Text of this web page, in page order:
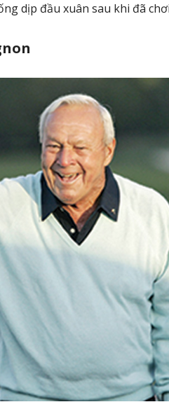
dịp đầu xuân sau khi đã